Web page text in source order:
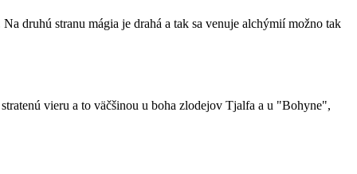
druhú stranu mágia je drahá a tak sa venuje alchýmií možno tak
vieru a to väčšinou u boha zlodejov Tjalfa a u "Bohyne",